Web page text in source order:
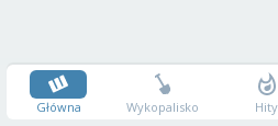
Główna Wykopalisko Hity